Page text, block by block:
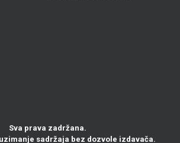
Sva prava zadržana.
sadržaja bez dozvole izdavača.